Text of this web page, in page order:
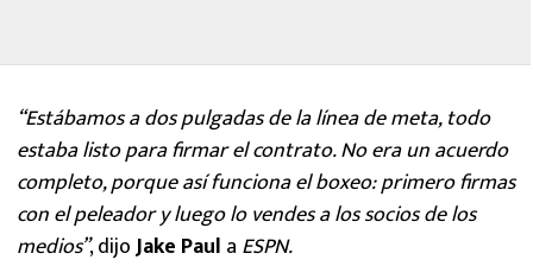
“Estábamos a dos pulgadas de la línea de meta, todo
estaba listo para firmar el contrato. No era un acuerdo
completo, porque así funciona el boxeo: primero firmas
con el peleador y luego lo vendes a los socios de los
medios”, dijoJake Paul a ESPN.